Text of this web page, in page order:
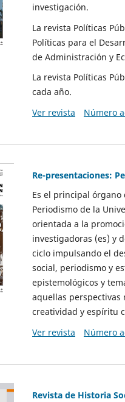
investigación.
La revista Políticas
Políticas para el
de Administración y
La revista Políticas
cada año.
Ver revista
Número
Re-presentaciones:
Es el principal órgano
Periodismo de la
orientada a la
investigadoras (es) y
ciclo impulsando el
social, periodismo y
epistemológicos y
aquellas perspectivas
creatividad y espíritu
Ver revista
Número
Revista de Historia